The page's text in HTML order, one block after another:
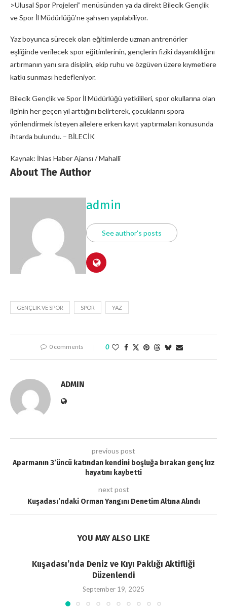
>Ulusal Spor Projeleri” menüsünden ya da direkt Bilecik Gençlik
ve Spor İl Müdürlüğü’ne şahsen yapılabiliyor.
Yaz boyunca sürecek olan eğitimlerde uzman antrenörler
eşliğinde verilecek spor eğitimlerinin, gençlerin fizikî dayanıklılığını
artırmanın yanı sıra disiplin, ekip ruhu ve özgüven üzere kıymetlere
katkı sunması hedefleniyor.
Bilecik Gençlik ve Spor İl Müdürlüğü yetkilileri, spor okullarına olan
ilginin her geçen yıl arttığını belirterek, çocuklarını spora
yönlendirmek isteyen ailelere erken kayıt yaptırmaları konusunda
ihtarda bulundu. – BİLECİK
Kaynak: İhlas Haber Ajansı / Mahallî
About The Author
admin
See author's posts
GENÇLIK VE SPOR SPOR YAZ
0 comments 0
ADMIN
previous post
Aparmanın 3’üncü katından kendini boşluğa bırakan genç kız
hayatını kaybetti
next post
Kuşadası’ndaki Orman Yangını Denetim Altına Alındı
YOU MAY ALSO LIKE
Kuşadası’nda Deniz ve Kıyı Paklığı Aktifliği
Düzenlendi
September 19, 2025